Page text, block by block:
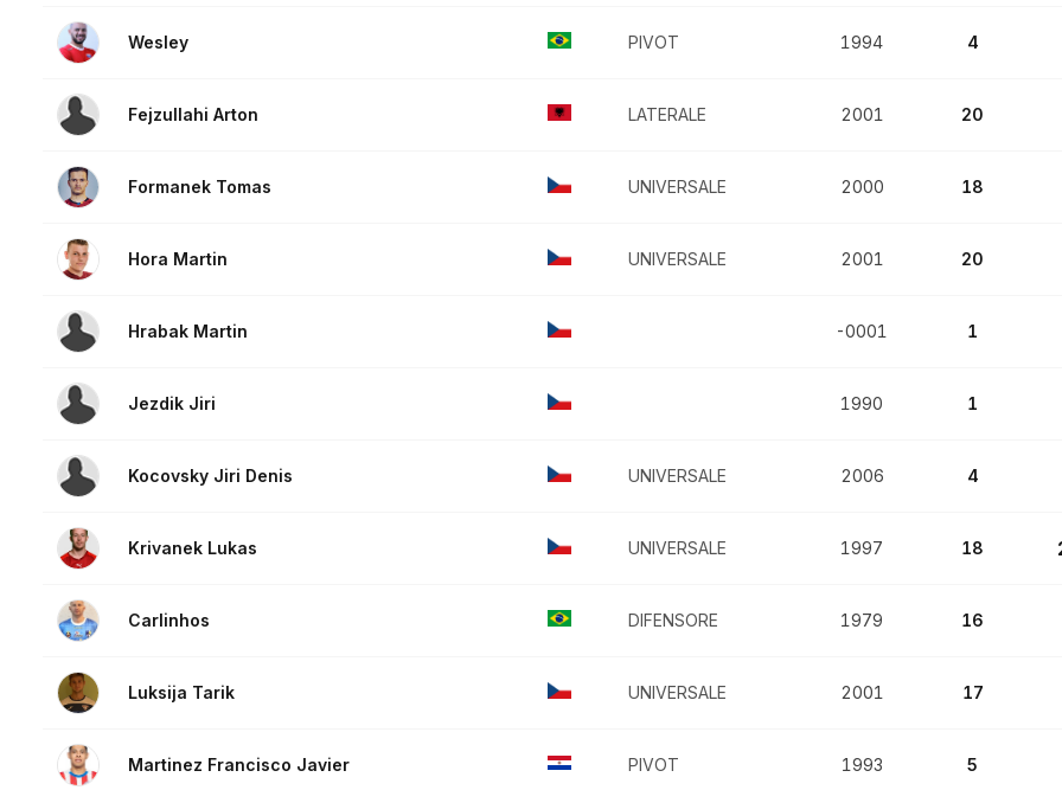
Wesley PIVOT 1994 4
Fejzullahi Arton LATERALE 2001 20
Formanek Tomas UNIVERSALE 2000 18
Hora Martin UNIVERSALE 2001 20
Hrabak Martin -0001 1
Jezdik Jiri 1990 1
Kocovsky Jiri Denis UNIVERSALE 2006 4
Krivanek Lukas UNIVERSALE 1997 18
Carlinhos DIFENSORE 1979 16
Luksija Tarik UNIVERSALE 2001 17
Martinez Francisco Javier PIVOT 1993 5